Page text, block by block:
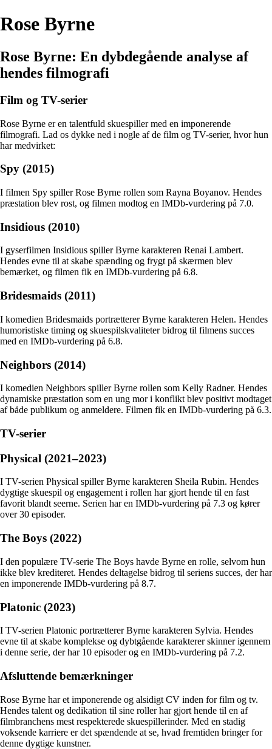
Rose Byrne
Rose Byrne: En dybdegående analyse af
hendes filmografi
Film og TV-serier
Rose Byrne er en talentfuld skuespiller med en imponerende
filmografi. Lad os dykke ned i nogle af de film og TV-serier, hvor hun
har medvirket:
Spy (2015)
I filmen Spy spiller Rose Byrne rollen som Rayna Boyanov. Hendes
præstation blev rost, og filmen modtog en IMDb-vurdering på 7.0.
Insidious (2010)
I gyserfilmen Insidious spiller Byrne karakteren Renai Lambert.
Hendes evne til at skabe spænding og frygt på skærmen blev
bemærket, og filmen fik en IMDb-vurdering på 6.8.
Bridesmaids (2011)
I komedien Bridesmaids portrætterer Byrne karakteren Helen. Hendes
humoristiske timing og skuespilskvaliteter bidrog til filmens succes
med en IMDb-vurdering på 6.8.
Neighbors (2014)
I komedien Neighbors spiller Byrne rollen som Kelly Radner. Hendes
dynamiske præstation som en ung mor i konflikt blev positivt modtaget
af både publikum og anmeldere. Filmen fik en IMDb-vurdering på 6.3.
TV-serier
Physical (2021–2023)
I TV-serien Physical spiller Byrne karakteren Sheila Rubin. Hendes
dygtige skuespil og engagement i rollen har gjort hende til en fast
favorit blandt seerne. Serien har en IMDb-vurdering på 7.3 og kører
over 30 episoder.
The Boys (2022)
I den populære TV-serie The Boys havde Byrne en rolle, selvom hun
ikke blev krediteret. Hendes deltagelse bidrog til seriens succes, der har
en imponerende IMDb-vurdering på 8.7.
Platonic (2023)
I TV-serien Platonic portrætterer Byrne karakteren Sylvia. Hendes
evne til at skabe komplekse og dybtgående karakterer skinner igennem
i denne serie, der har 10 episoder og en IMDb-vurdering på 7.2.
Afsluttende bemærkninger
Rose Byrne har et imponerende og alsidigt CV inden for film og tv.
Hendes talent og dedikation til sine roller har gjort hende til en af
filmbranchens mest respekterede skuespillerinder. Med en stadig
voksende karriere er det spændende at se, hvad fremtiden bringer for
denne dygtige kunstner.